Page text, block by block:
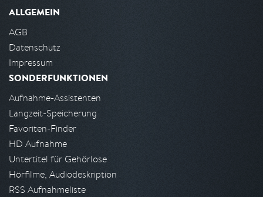
ALLGEMEIN
AGB
Datenschutz
Impressum
SONDERFUNKTIONEN
Aufnahme-Assistenten
Langzeit-Speicherung
Favoriten-Finder
HD Aufnahme
Untertitel für Gehörlose
Hörfilme, Audiodeskription
RSS Aufnahmeliste